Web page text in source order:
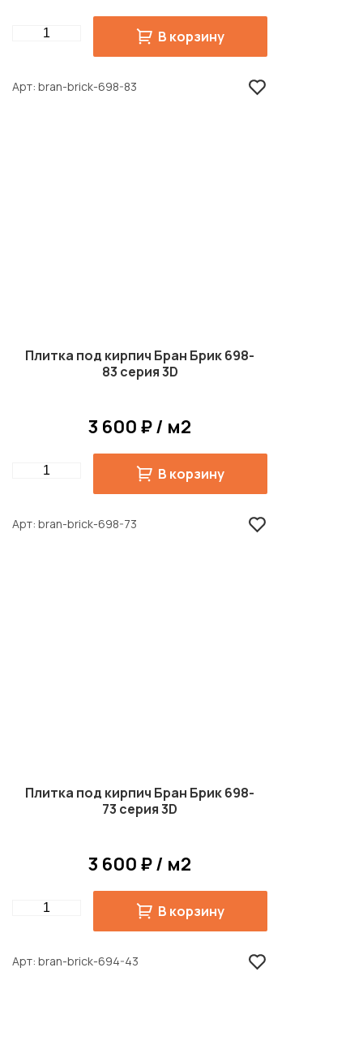
Quantity В корзину
Арт bran-brick-698-83
Плитка под кирпич Бран Брик 698-
83 серия 3D
3 600 ₽ / м2
Quantity В корзину
Арт bran-brick-698-73
Плитка под кирпич Бран Брик 698-
73 серия 3D
3 600 ₽ / м2
Quantity В корзину
Арт bran-brick-694-43